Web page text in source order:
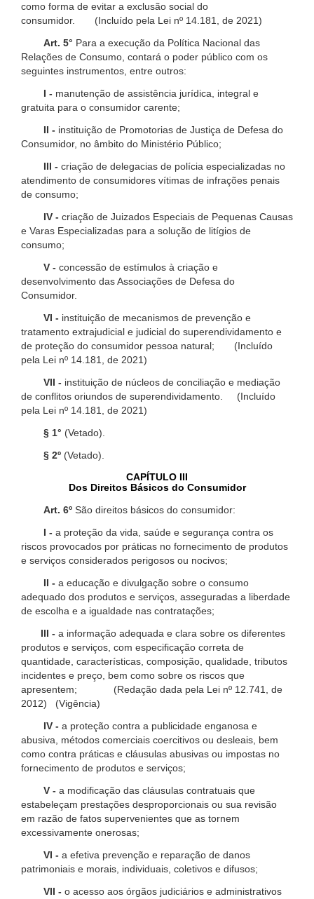
como forma de evitar a exclusão social do
consumidor. (Incluído pela Lei nº 14.181, de 2021)
Art. 5° Para a execução da Política Nacional das
Relações de Consumo, contará o poder público com os
seguintes instrumentos, entre outros:
I - manutenção de assistência jurídica, integral e
gratuita para o consumidor carente;
II - instituição de Promotorias de Justiça de Defesa do
Consumidor, no âmbito do Ministério Público;
III - criação de delegacias de polícia especializadas no
atendimento de consumidores vítimas de infrações penais
de consumo;
IV - criação de Juizados Especiais de Pequenas Causas
e Varas Especializadas para a solução de litígios de
consumo;
V - concessão de estímulos à criação e
desenvolvimento das Associações de Defesa do
Consumidor.
VI - instituição de mecanismos de prevenção e
tratamento extrajudicial e judicial do superendividamento e
de proteção do consumidor pessoa natural; (Incluído
pela Lei nº 14.181, de 2021)
VII - instituição de núcleos de conciliação e mediação
de conflitos oriundos de superendividamento. (Incluído
pela Lei nº 14.181, de 2021)
§ 1° (Vetado).
§ 2º (Vetado).
CAPÍTULO III
Dos Direitos Básicos do Consumidor
Art. 6º São direitos básicos do consumidor:
I - a proteção da vida, saúde e segurança contra os
riscos provocados por práticas no fornecimento de produtos
e serviços considerados perigosos ou nocivos;
II - a educação e divulgação sobre o consumo
adequado dos produtos e serviços, asseguradas a liberdade
de escolha e a igualdade nas contratações;
III - a informação adequada e clara sobre os diferentes
produtos e serviços, com especificação correta de
quantidade, características, composição, qualidade, tributos
incidentes e preço, bem como sobre os riscos que
apresentem; (Redação dada pela Lei nº 12.741, de
2012) (Vigência)
IV - a proteção contra a publicidade enganosa e
abusiva, métodos comerciais coercitivos ou desleais, bem
como contra práticas e cláusulas abusivas ou impostas no
fornecimento de produtos e serviços;
V - a modificação das cláusulas contratuais que
estabeleçam prestações desproporcionais ou sua revisão
em razão de fatos supervenientes que as tornem
excessivamente onerosas;
VI - a efetiva prevenção e reparação de danos
patrimoniais e morais, individuais, coletivos e difusos;
VII - o acesso aos órgãos judiciários e administrativos